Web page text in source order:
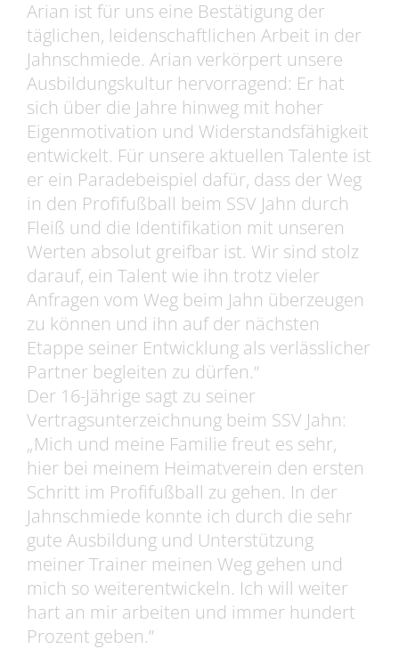
Arian ist für uns eine Bestätigung der
täglichen, leidenschaftlichen Arbeit in der
Jahnschmiede. Arian verkörpert unsere
Ausbildungskultur hervorragend: Er hat
sich über die Jahre hinweg mit hoher
Eigenmotivation und Widerstandsfähigkeit
entwickelt. Für unsere aktuellen Talente ist
er ein Paradebeispiel dafür, dass der Weg
in den Profifußball beim SSV Jahn durch
Fleiß und die Identifikation mit unseren
Werten absolut greifbar ist. Wir sind stolz
darauf, ein Talent wie ihn trotz vieler
Anfragen vom Weg beim Jahn überzeugen
zu können und ihn auf der nächsten
Etappe seiner Entwicklung als verlässlicher
Partner begleiten zu dürfen.“
Der 16-Jährige sagt zu seiner
Vertragsunterzeichnung beim SSV Jahn:
„Mich und meine Familie freut es sehr,
hier bei meinem Heimatverein den ersten
Schritt im Profifußball zu gehen. In der
Jahnschmiede konnte ich durch die sehr
gute Ausbildung und Unterstützung
meiner Trainer meinen Weg gehen und
mich so weiterentwickeln. Ich will weiter
hart an mir arbeiten und immer hundert
Prozent geben.”